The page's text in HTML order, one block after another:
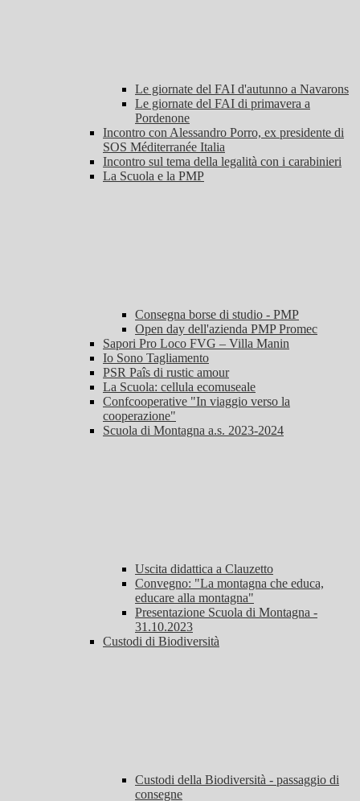
Le giornate del FAI d'autunno a Navarons
Le giornate del FAI di primavera a
Pordenone
Incontro con Alessandro Porro, ex presidente di
SOS Méditerranée Italia
Incontro sul tema della legalità con i carabinieri
La Scuola e la PMP
Consegna borse di studio - PMP
Open day dell'azienda PMP Promec
Sapori Pro Loco FVG – Villa Manin
Io Sono Tagliamento
PSR Paîs di rustic amour
La Scuola: cellula ecomuseale
Confcooperative "In viaggio verso la
cooperazione"
Scuola di Montagna a.s. 2023-2024
Uscita didattica a Clauzetto
Convegno: "La montagna che educa,
educare alla montagna"
Presentazione Scuola di Montagna -
31.10.2023
Custodi di Biodiversità
Custodi della Biodiversità - passaggio di
consegne